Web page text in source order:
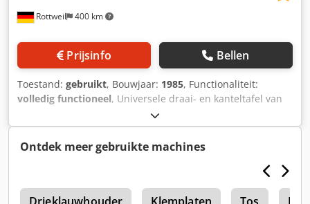
Rottweil 400 km
Prijsinfo Bellen
Toestand: gebruikt, Bouwjaar: 1985, Functionaliteit:
volledig functioneel, Universele draai- en kanteltafel van
MAHO 800 Dwjdpfx Aob I Irwskxoa met mechanische y-
verstelling via handwiel
Ontdek meer gebruikte machines